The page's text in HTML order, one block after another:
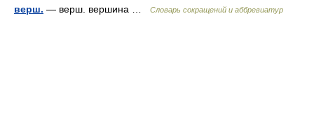
верш. — верш. вершина … Словарь сокращений и аббревиатур